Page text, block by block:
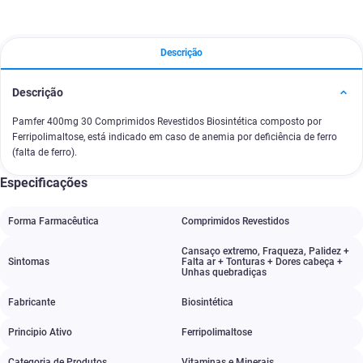
Descrição
Descrição
Pamfer 400mg 30 Comprimidos Revestidos Biosintética composto por
Ferripolimaltose, está indicado em caso de anemia por deficiência de ferro
(falta de ferro).
Especificações
Forma Farmacêutica Comprimidos Revestidos
Sintomas
Cansaço extremo, Fraqueza, Palidez +
Falta ar + Tonturas + Dores cabeça +
Unhas quebradiças
Fabricante Biosintética
Principio Ativo Ferripolimaltose